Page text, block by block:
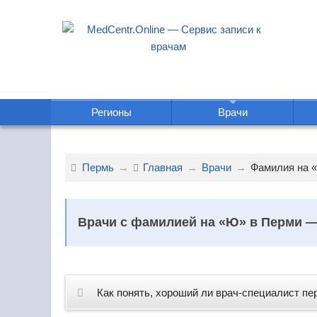
Регионы Врачи
Пермь Главная Врачи Фамилия на
Врачи с фамилией на «Ю» в Перми —
Как понять, хороший ли врач-специалист